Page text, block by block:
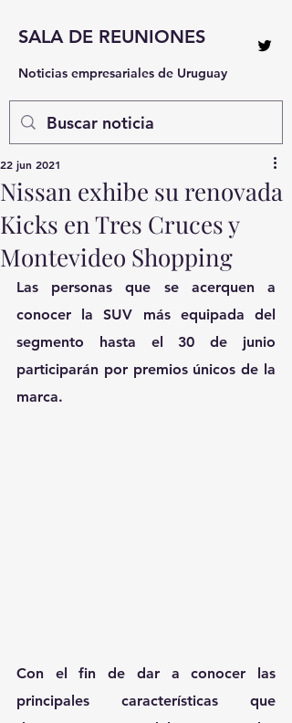
SALA DE REUNIONES
Noticias empresariales de Uruguay
Nissan exhibe su renovada
Kicks en Tres Cruces y
Montevideo Shopping
22 jun 2021
Las personas que se acerquen a
conocer la SUV más equipada del
segmento hasta el 30 de junio
participarán por premios únicos de la
marca.
Con el fin de dar a conocer las
principales características que